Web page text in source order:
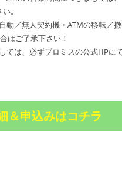
。
動／無人契約機・ATMの移転／
はご了承下さい！
ては、必ずプロミスの公式HPに
＆申込みはコチラ